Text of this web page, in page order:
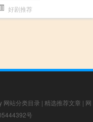
好剧推荐
网站分类目录 | 精选推荐文章 | 网
号